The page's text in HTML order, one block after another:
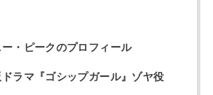
・ピークのプロフィール
ドラマ『ゴシップガール』ゾヤ役